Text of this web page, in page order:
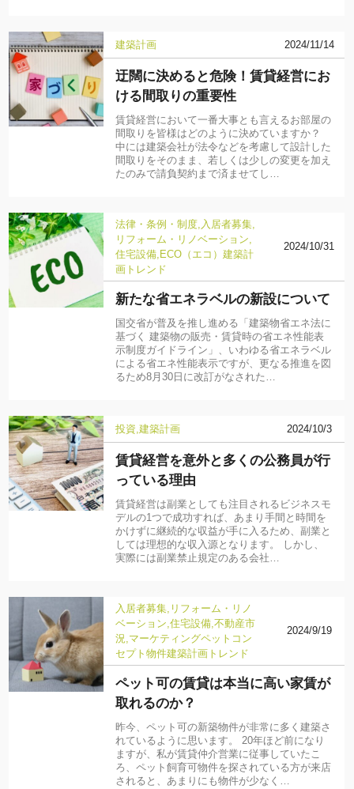
建築計画 2024/11/14
迂闊に決めると危険！賃貸経営にお
ける間取りの重要性
賃貸経営において一番大事とも言えるお部屋の
間取りを皆様はどのように決めていますか？
中には建築会社が法令などを考慮して設計した
間取りをそのまま、若しくは少しの変更を加え
たのみで請負契約まで済ませてし…
法律・条例・制度 入居者募集
リフォーム・リノベーション
住宅設備 ECO（エコ）建築計
画 トレンド
2024/10/31
新たな省エネラベルの新設について
国交省が普及を推し進める「建築物省エネ法に
基づく 建築物の販売・賃貸時の省エネ性能表
示制度ガイドライン」、いわゆる省エネラベル
による省エネ性能表示ですが、更なる推進を図
るため8月30日に改訂がなされた…
投資 建築計画 2024/10/3
賃貸経営を意外と多くの公務員が行
っている理由
賃貸経営は副業としても注目されるビジネスモ
デルの1つで成功すれば、あまり手間と時間を
かけずに継続的な収益が手に入るため、副業と
しては理想的な収入源となります。 しかし、
実際には副業禁止規定のある会社…
入居者募集 リフォーム・リノ
ベーション 住宅設備 不動産市
況 マーケティングペット コン
セプト物件建築計画 トレンド
2024/9/19
ペット可の賃貸は本当に高い家賃が
取れるのか？
昨今、ペット可の新築物件が非常に多く建築さ
れているように思います。 20年ほど前になり
ますが、私が賃貸仲介営業に従事していたこ
ろ、ペット飼育可物件を探されている方が来店
されると、あまりにも物件が少なく…